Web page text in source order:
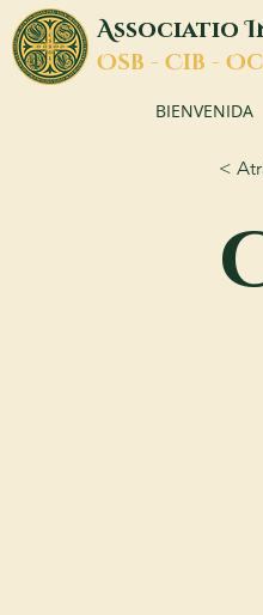
AssociatioI
OSB - CIB - O
BIENVENIDA
<